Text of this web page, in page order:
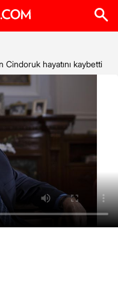
Cindoruk hayatını kaybetti